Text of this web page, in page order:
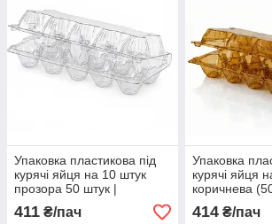
Упаковка пластикова під
курячі яйця на 10 штук
прозора 50 штук |
прозорий блистерний
лоток-контейнер для яєць
411 ₴/пач
Упаковка
курячі яйця
коричнева
Коричневий
лоток-
414₴/пач